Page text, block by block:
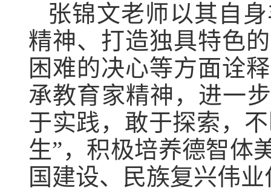
张锦文老师以其自
精神、打造独具特色
困难的决心等方面诠
承教育家精神，进一
于实践，敢于探索，
生”，积极培养德智体
国建设、民族复兴伟